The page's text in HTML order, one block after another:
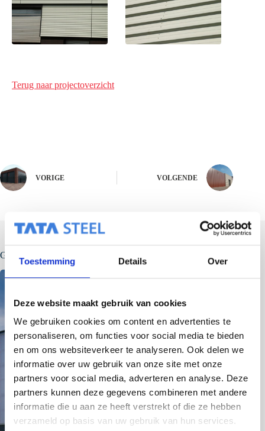
Toestemming Details Over
Deze website maakt gebruik van cookies
We gebruiken cookies om content en advertenties te
personaliseren, om functies voor social media te bieden
en om ons websiteverkeer te analyseren. Ook delen we
informatie over uw gebruik van onze site met onze
partners voor social media, adverteren en analyse. Deze
partners kunnen deze gegevens combineren met andere
informatie die u aan ze heeft verstrekt of die ze hebben
verzameld op basis van uw gebruik van hun services.
Terug naar projectoverzicht
VORIGE VOLGENDE
Gerelateerde berichten